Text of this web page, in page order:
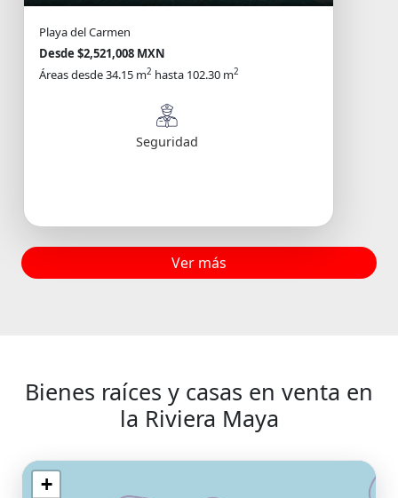
Playa del Carmen
Desde $2,521,008 MXN
Áreas desde 34.15 m2 hasta 102.30 m2
Seguridad
Ver más
Bienes raíces y casas en venta en
la Riviera Maya
+